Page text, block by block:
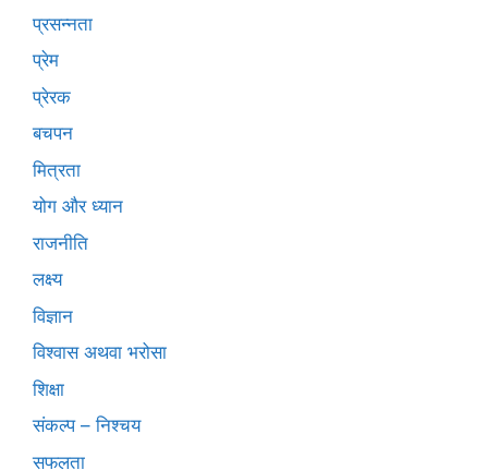
प्रसन्नता
प्रेम
प्रेरक
बचपन
मित्रता
योग और ध्यान
राजनीति
लक्ष्य
विज्ञान
विश्वास अथवा भरोसा
शिक्षा
संकल्प – निश्चय
सफलता